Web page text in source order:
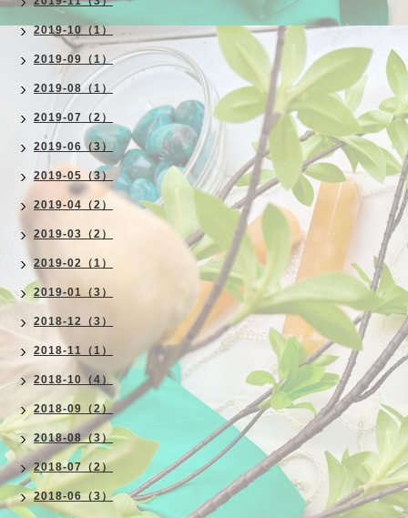
2019-10（1）
2019-09（1）
2019-08（1）
2019-07（2）
2019-06（3）
2019-05（3）
2019-04（2）
2019-03（2）
2019-02（1）
2019-01（3）
2018-12（3）
2018-11（1）
2018-10（4）
2018-09（2）
2018-08（3）
2018-07（2）
2018-06（3）